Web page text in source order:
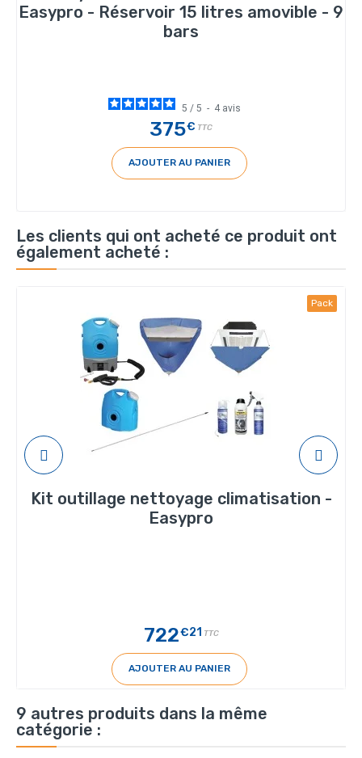
Easypro - Réservoir 15 litres amovible - 9
bars
5 / 5 - 4 avis
375€ TTC
AJOUTER AU PANIER
Les clients qui ont acheté ce produit ont
également acheté :
Pack
Kit outillage nettoyage climatisation -
Easypro
722€21 TTC
AJOUTER AU PANIER
9 autres produits dans la même
catégorie :